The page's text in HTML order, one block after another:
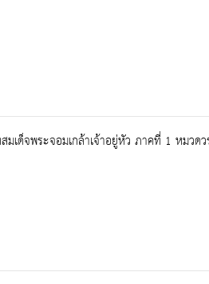
เด็จพระจอมเกล้าเจ้าอยู่หัว ภาคที่ 1 หมวด